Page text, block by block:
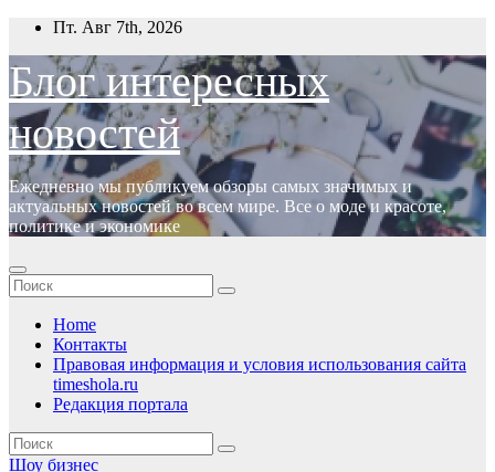
Перейти
содержимому
Пт. Авг 7th, 2026
Блог интересных
новостей
Ежедневно мы публикуем обзоры самых значимых и
актуальных новостей во всем мире. Все о моде и красоте,
политике и экономике
Home
Контакты
Правовая информация и условия использования сайта
timeshola.ru
Редакция портала
Шоу бизнес